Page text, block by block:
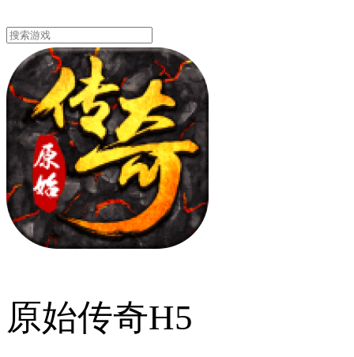
原始传奇H5